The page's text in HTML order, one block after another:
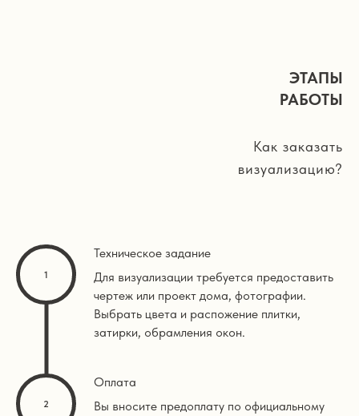
ЭТАПЫ
РАБОТЫ
Как заказать
визуализацию?
Техническое задание
Для визуализации требуется предоставить
чертеж или проект дома, фотографии.
Выбрать цвета и распожение плитки,
затирки, обрамления окон.
Оплата
Вы вносите предоплату по официальному